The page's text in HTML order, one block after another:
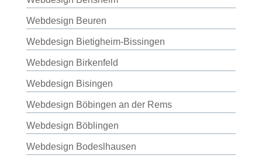
Webdesign Beuren
Webdesign Bietigheim-Bissingen
Webdesign Birkenfeld
Webdesign Bisingen
Webdesign Böbingen an der Rems
Webdesign Böblingen
Webdesign Bodeslhausen